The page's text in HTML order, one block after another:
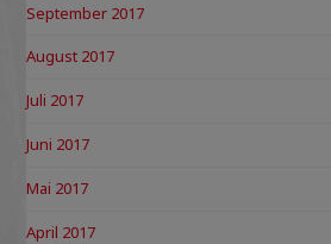
September 2017
August 2017
Juli 2017
Juni 2017
Mai 2017
April 2017